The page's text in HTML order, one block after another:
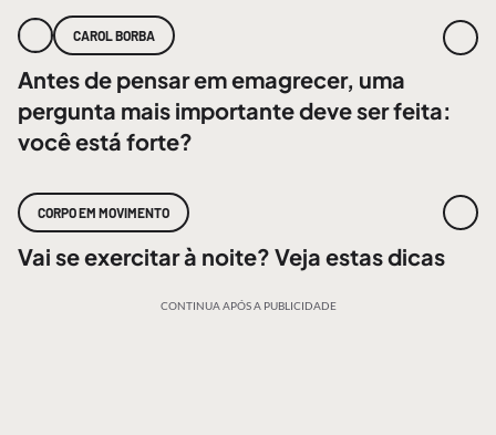
CAROL BORBA
Antes de pensar em emagrecer, uma
pergunta mais importante deve ser feita:
você está forte?
CORPO EM MOVIMENTO
Vai se exercitar à noite? Veja estas dicas
CONTINUA APÓS A PUBLICIDADE